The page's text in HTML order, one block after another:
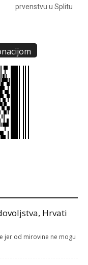
prvenstvu u Splitu
Hrvati
jer od mirovine ne mogu